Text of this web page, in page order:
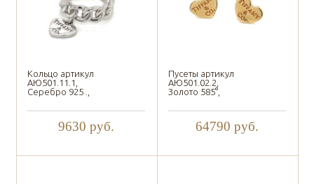
Кольцо артикул
АЮ501.11.1,
Серебро 925 .,
9630 руб.
Пусеты артикул
АЮ501.02.2,
Золото 585°,
64790 руб.